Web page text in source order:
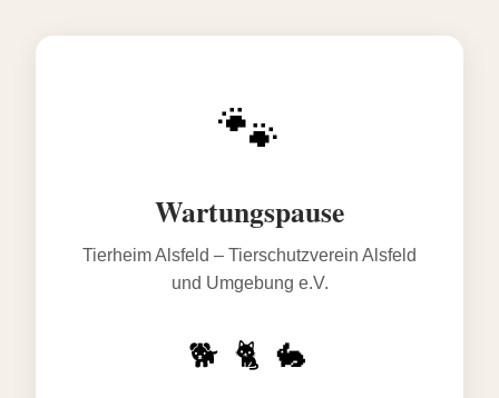
🐾
Wartungspause
Tierheim Alsfeld – Tierschutzverein Alsfeld
und Umgebung e.V.
🐕 🐈 🐇